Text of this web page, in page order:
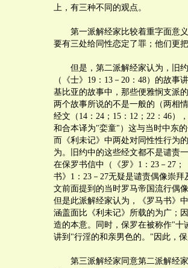
上，有三种不同的观点。
第一派解经家比较着重字面意义
要有三处给同性恋定了罪；他们更
但是，第二派解经家认为，旧约
（《士》19：13－20：48）的故
基比亚的故事中，那些便雅悯支派
两个故事所说的不是一般的（两相
经文（14：24；15：12；22：46
和合本译为"娈童"）这与当时中东
而《利未记》中两处对同性性行为
为。旧约中的这些经文都不是谴责
在保罗书信中（《罗》1：23－27
书》1：23－27无疑是谴责偶像崇
文前面提到的当时罗马帝国流行偶
但是此派解经家认为，《罗马书》
涵盖面比《利未记》所载的为广；
造的本意。同时，保罗在被称作"十
讲到"行淫的和亲男色的。"因此，
第三派解经家同意第二派解经家